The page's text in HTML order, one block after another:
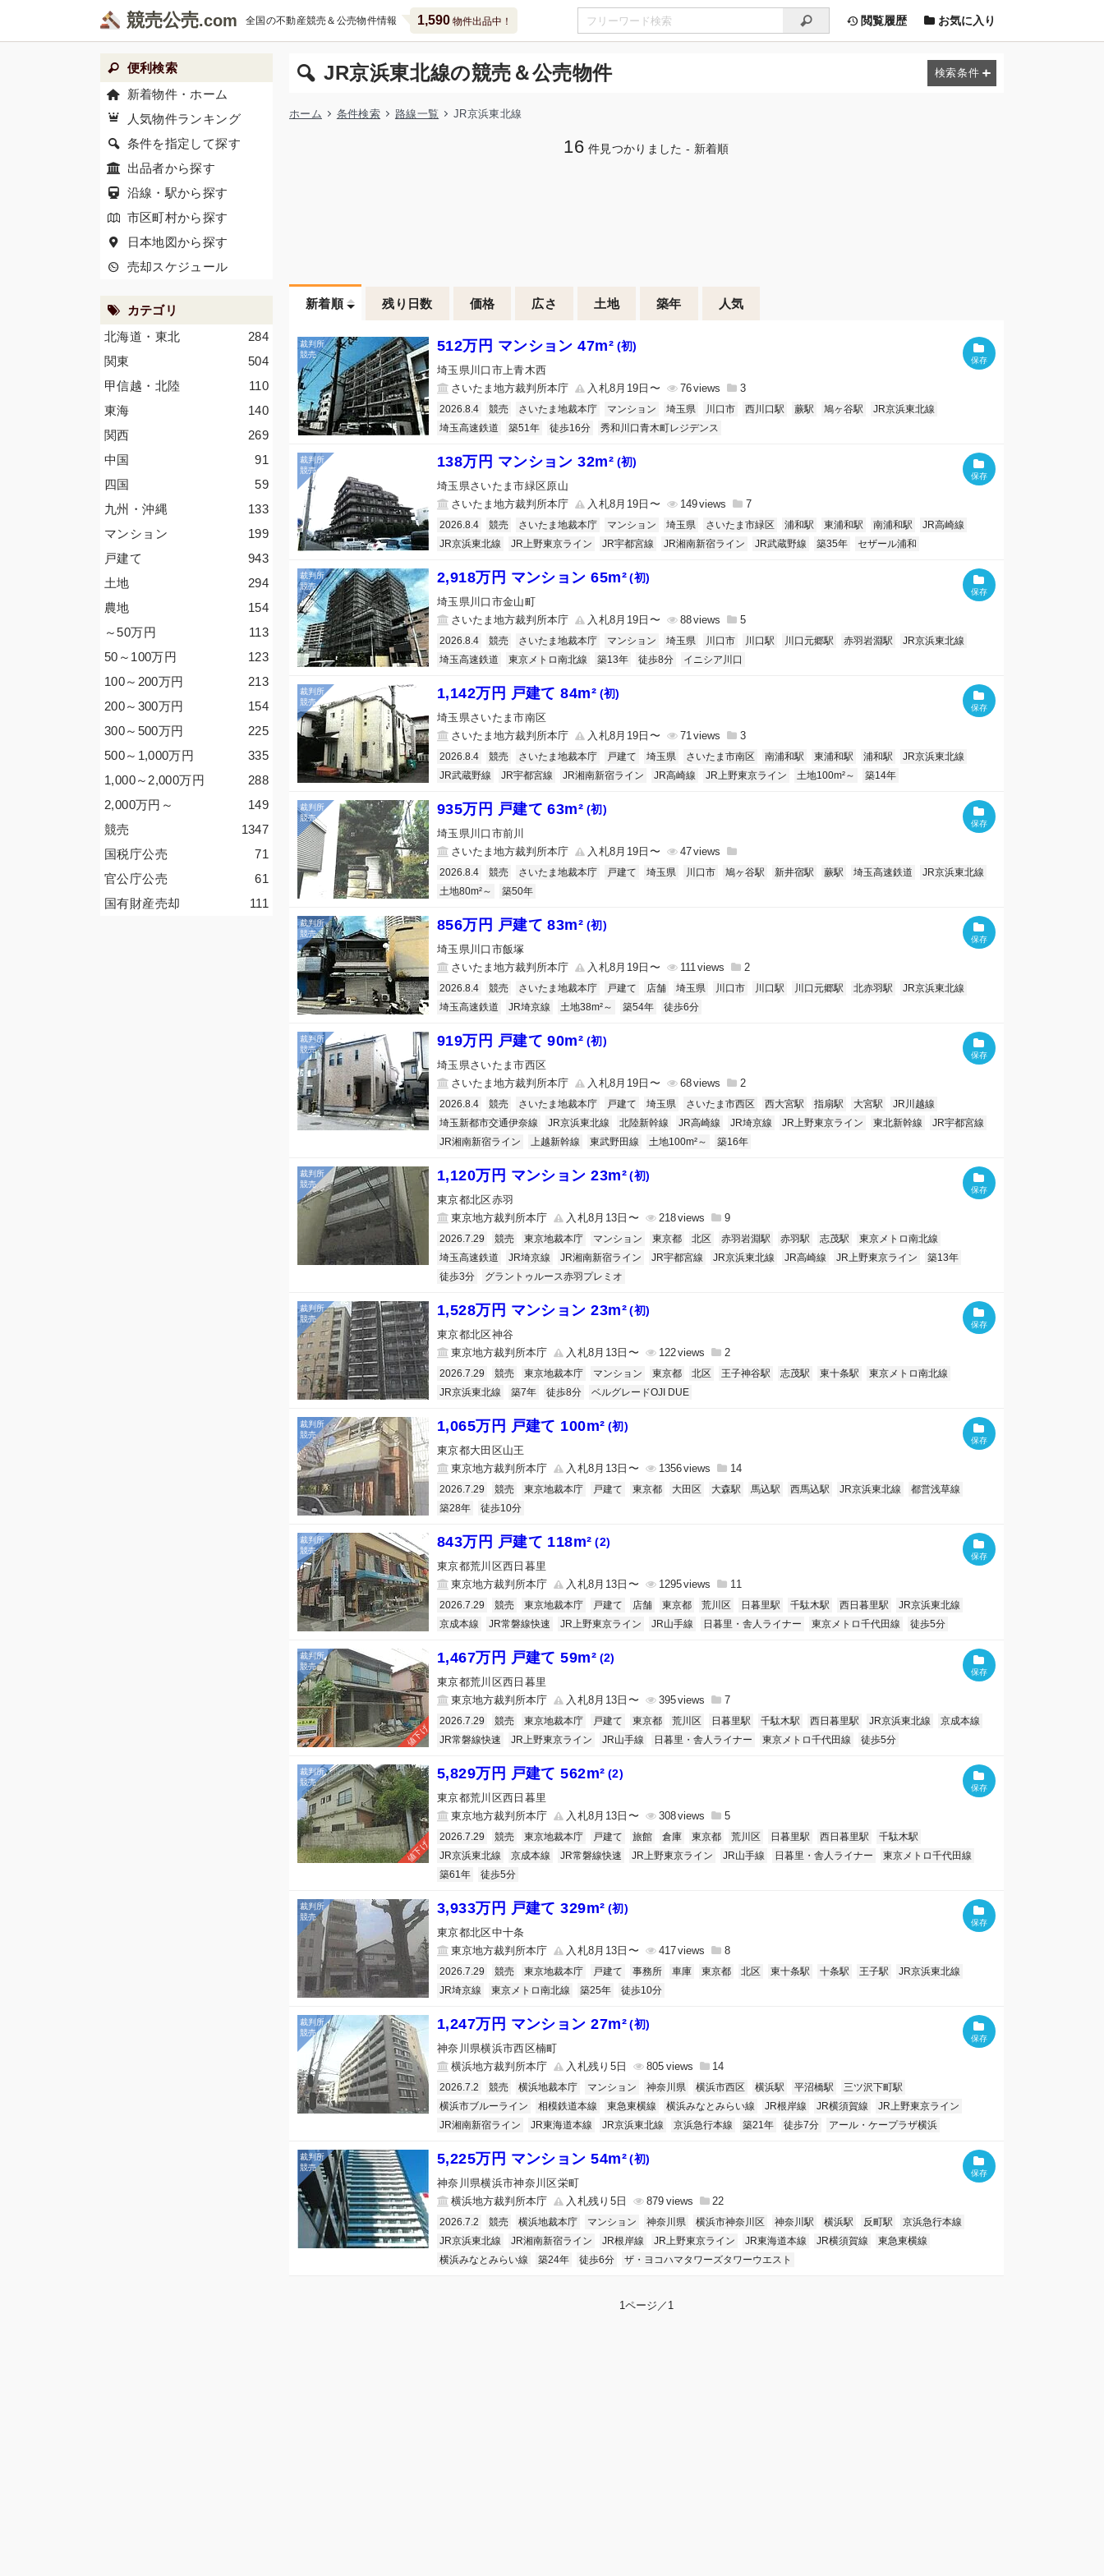
競売公売 全国の不動産競売＆公売物件情報 1,590物件出品中！ 閲覧履歴 お気に入り
JR京浜東北線の競売＆公売物件
ホーム 条件検索 路線一覧 JR京浜東北線
16 件見つかりました - 新着順
新着順 残り日数 価格 広さ 土地 築年 人気
512万円 マンション 47m² (初)
埼玉県川口市上青木西
さいたま地方裁判所本庁
入札8月19日〜 76 3
2026.8.4 競売 さいたま地裁本庁 マンション 埼玉県 川口市 西川口駅 蕨駅 鳩ヶ谷駅
JR京浜東北線
埼玉高速鉄道
築51年 徒歩16分 秀和川口青木町レジデンス
138万円 マンション 32m² (初)
埼玉県さいたま市緑区原山
さいたま地方裁判所本庁
入札8月19日〜 149 7
2026.8.4 競売 さいたま地裁本庁 マンション 埼玉県 さいたま市緑区 浦和駅 東浦和駅 南浦和駅
JR高崎線
JR京浜東北線
JR上野東京ライン JR宇都宮線 JR湘南新宿ライン JR武蔵野線 築35年 セザール浦和
2,918万円 マンション 65m² (初)
埼玉県川口市金山町
さいたま地方裁判所本庁
入札8月19日〜 88 5
2026.8.4 競売 さいたま地裁本庁 マンション 埼玉県 川口市 川口駅 川口元郷駅 赤羽岩淵駅
JR京浜東北線
埼玉高速鉄道
東京メトロ南北線 築13年 徒歩8分 イニシア川口
1,142万円 戸建て 84m² (初)
埼玉県さいたま市南区
さいたま地方裁判所本庁
入札8月19日〜 71 3
2026.8.4 競売 さいたま地裁本庁 戸建て 埼玉県 さいたま市南区 南浦和駅 東浦和駅 浦和駅
JR京浜東北線
JR武蔵野線
JR宇都宮線 JR湘南新宿ライン JR高崎線 JR上野東京ライン 土地100m²～ 築14年
935万円 戸建て 63m² (初)
埼玉県川口市前川
さいたま地方裁判所本庁
入札8月19日〜 47
2026.8.4 競売 さいたま地裁本庁 戸建て 埼玉県 川口市 鳩ヶ谷駅 新井宿駅 蕨駅 埼玉高速鉄道
JR京浜東北線
土地80m²～
築50年
856万円 戸建て 83m² (初)
埼玉県川口市飯塚
さいたま地方裁判所本庁
入札8月19日〜 111 2
2026.8.4 競売 さいたま地裁本庁 戸建て 店舗 埼玉県 川口市 川口駅 川口元郷駅 北赤羽駅
JR京浜東北線
埼玉高速鉄道
JR埼京線 土地38m²～ 築54年 徒歩6分
919万円 戸建て 90m² (初)
埼玉県さいたま市西区
さいたま地方裁判所本庁
入札8月19日〜 68 2
2026.8.4 競売 さいたま地裁本庁 戸建て 埼玉県 さいたま市西区 西大宮駅 指扇駅 大宮駅
JR川越線
埼玉新都市交通伊奈線
JR京浜東北線 北陸新幹線 JR高崎線 JR埼京線 JR上野東京ライン 東北新幹線
JR宇都宮線
JR湘南新宿ライン
上越新幹線 東武野田線 土地100m²～ 築16年
1,120万円 マンション 23m² (初)
東京都北区赤羽
東京地方裁判所本庁
入札8月13日〜 218 9
2026.7.29 競売 東京地裁本庁 マンション 東京都 北区 赤羽岩淵駅 赤羽駅 志茂駅
東京メトロ南北線
埼玉高速鉄道
JR埼京線 JR湘南新宿ライン JR宇都宮線 JR京浜東北線 JR高崎線 JR上野東京ライン
築13年
徒歩3分
グラントゥルース赤羽プレミオ
1,528万円 マンション 23m² (初)
東京都北区神谷
東京地方裁判所本庁
入札8月13日〜 122 2
2026.7.29 競売 東京地裁本庁 マンション 東京都 北区 王子神谷駅 志茂駅 東十条駅
東京メトロ南北線
JR京浜東北線
築7年 徒歩8分 ベルグレードOJI DUE
1,065万円 戸建て 100m² (初)
東京都大田区山王
東京地方裁判所本庁
入札8月13日〜 1356 14
2026.7.29 競売 東京地裁本庁 戸建て 東京都 大田区 大森駅 馬込駅 西馬込駅 JR京浜東北線
都営浅草線
築28年
徒歩10分
843万円 戸建て 118m² (2)
東京都荒川区西日暮里
東京地方裁判所本庁
入札8月13日〜 1295 11
2026.7.29 競売 東京地裁本庁 戸建て 店舗 東京都 荒川区 日暮里駅 千駄木駅 西日暮里駅
JR京浜東北線
京成本線
JR常磐線快速 JR上野東京ライン JR山手線 日暮里・舎人ライナー 東京メトロ千代田線 徒歩5分
値下げ
1,467万円 戸建て 59m² (2)
東京都荒川区西日暮里
東京地方裁判所本庁
入札8月13日〜 395 7
2026.7.29 競売 東京地裁本庁 戸建て 東京都 荒川区 日暮里駅 千駄木駅 西日暮里駅 JR京浜東北線
京成本線
JR常磐線快速
JR上野東京ライン JR山手線 日暮里・舎人ライナー 東京メトロ千代田線 徒歩5分
値下げ
5,829万円 戸建て 562m² (2)
東京都荒川区西日暮里
東京地方裁判所本庁
入札8月13日〜 308 5
2026.7.29 競売 東京地裁本庁 戸建て 旅館 倉庫 東京都 荒川区 日暮里駅 西日暮里駅
千駄木駅
JR京浜東北線
京成本線 JR常磐線快速 JR上野東京ライン JR山手線 日暮里・舎人ライナー
東京メトロ千代田線
築61年
徒歩5分
3,933万円 戸建て 329m² (初)
東京都北区中十条
東京地方裁判所本庁
入札8月13日〜 417 8
2026.7.29 競売 東京地裁本庁 戸建て 事務所 車庫 東京都 北区 東十条駅 十条駅 王子駅
JR京浜東北線
JR埼京線
東京メトロ南北線 築25年 徒歩10分
1,247万円 マンション 27m² (初)
神奈川県横浜市西区楠町
横浜地方裁判所本庁
入札残り5日 805 14
2026.7.2 競売 横浜地裁本庁 マンション 神奈川県 横浜市西区 横浜駅 平沼橋駅
三ツ沢下町駅
横浜市ブルーライン
相模鉄道本線 東急東横線 横浜みなとみらい線 JR根岸線 JR横須賀線
JR上野東京ライン
JR湘南新宿ライン
JR東海道本線 JR京浜東北線 京浜急行本線 築21年 徒歩7分 アール・ケープラザ横浜
5,225万円 マンション 54m² (初)
神奈川県横浜市神奈川区栄町
横浜地方裁判所本庁
入札残り5日 879 22
2026.7.2 競売 横浜地裁本庁 マンション 神奈川県 横浜市神奈川区 神奈川駅 横浜駅 反町駅
京浜急行本線
JR京浜東北線
JR湘南新宿ライン JR根岸線 JR上野東京ライン JR東海道本線 JR横須賀線
東急東横線
横浜みなとみらい線
築24年 徒歩6分 ザ・ヨコハマタワーズタワーウエスト
1ページ／1
便利検索
新着物件・ホーム
人気物件ランキング
条件を指定して探す
出品者から探す
沿線・駅から探す
市区町村から探す
日本地図から探す
売却スケジュール
カテゴリ
284
北海道・東北
504
関東
110
甲信越・北陸
140
東海
269
関西
91
中国
59
四国
133
九州・沖縄
199
マンション
943
戸建て
294
土地
154
農地
113
～50万円
123
50～100万円
213
100～200万円
154
200～300万円
225
300～500万円
335
500～1,000万円
288
1,000～2,000万円
149
2,000万円 ～
1347
競売
71
国税庁公売
61
官公庁公売
111
国有財産売却